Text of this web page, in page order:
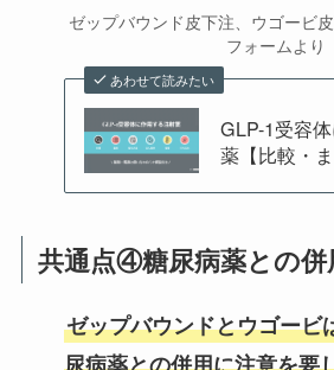
ゼップバウンド皮下注、ウゴービ
フォームより
あわせて読みたい
GLP-1受容
薬【比較・ま
共通点④糖尿病薬との併
ゼップバウンドとウゴービ
尿病薬との併用に注意を要